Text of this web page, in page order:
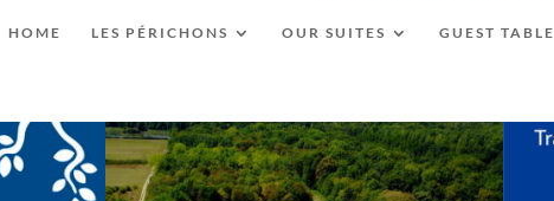
HOME LES PÉRICHONS OUR SUITES GUEST TABLE